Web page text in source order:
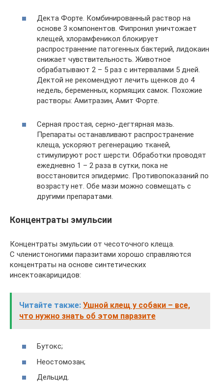
Декта Форте. Комбинированный раствор на
основе 3 компонентов. Фипронил уничтожает
клещей, хлорамфеникол блокирует
распространение патогенных бактерий, лидокаин
снижает чувствительность. Животное
обрабатывают 2 – 5 раз с интервалами 5 дней.
Дектой не рекомендуют лечить щенков до 4
недель, беременных, кормящих самок. Похожие
растворы: Амитразин, Амит Форте.
Серная простая, серно-дегтярная мазь.
Препараты останавливают распространение
клеща, ускоряют регенерацию тканей,
стимулируют рост шерсти. Обработки проводят
ежедневно 1 – 2 раза в сутки, пока не
восстановится эпидермис. Противопоказаний по
возрасту нет. Обе мази можно совмещать с
другими препаратами.
Концентраты эмульсии
Концентраты эмульсии от чесоточного клеща.
С членистоногими паразитами хорошо справляются
концентраты на основе синтетических
инсектоакарицидов:
Читайте также: Ушной клещ у собаки – все,
что нужно знать об этом паразите
Бутокс;
Неостомозан;
Дельцид.